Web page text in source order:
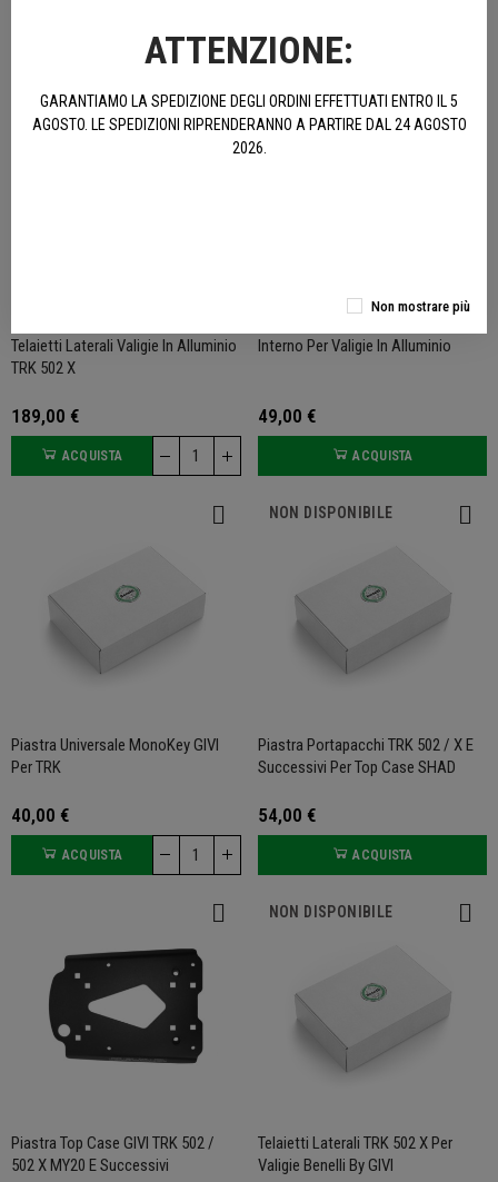
ACQUISTA ACQUISTA
Telaietti Laterali Valigie In Alluminio
TRK 502 X
189,00 €
ACQUISTA
NON DISPONIBILE
Interno Per Valigie In Alluminio
49,00 €
ACQUISTA
Piastra Universale MonoKey GIVI
Per TRK
40,00 €
ACQUISTA
NON DISPONIBILE
Piastra Portapacchi TRK 502 / X E
Successivi Per Top Case SHAD
54,00 €
ACQUISTA
Piastra Top Case GIVI TRK 502 /
502 X MY20 E Successivi
NON DISPONIBILE
Telaietti Laterali TRK 502 X Per
Valigie Benelli By GIVI
ATTENZIONE:
GARANTIAMO LA SPEDIZIONE DEGLI ORDINI EFFETTUATI ENTRO IL 5
AGOSTO. LE SPEDIZIONI RIPRENDERANNO A PARTIRE DAL 24 AGOSTO
2026.
Non mostrare più